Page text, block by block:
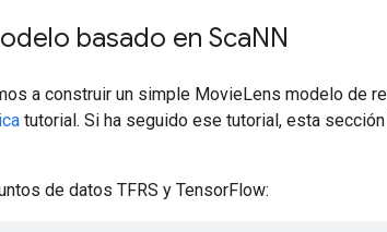
basado en ScaNN
a construir un simple MovieLens modelo de
tutorial. Si ha seguido ese tutorial, esta
de datos TFRS y TensorFlow: